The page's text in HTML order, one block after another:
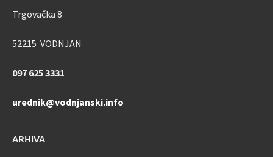
Trgovačka 8
52215 VODNJAN
097 625 3331
urednik@vodnjanski.info
ARHIVA